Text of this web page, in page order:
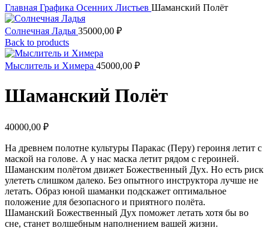
Главная Графика Осенних Листьев Шаманский Полёт
Солнечная Ладья 35000,00 ₽
Back to products
Мыслитель и Химера 45000,00 ₽
Шаманский Полёт
40000,00 ₽
На древнем полотне культуры Паракас (Перу) героиня летит с
маской на голове. А у нас маска летит рядом с героиней.
Шаманским полётом движет Божественный Дух. Но есть риск
улететь слишком далеко. Без опытного инструктора лучше не
летать. Образ юной шаманки подскажет оптимальное
положение для безопасного и приятного полёта.
Шаманский Божественный Дух поможет летать хотя бы во
сне, станет волшебным наполнением вашей жизни.